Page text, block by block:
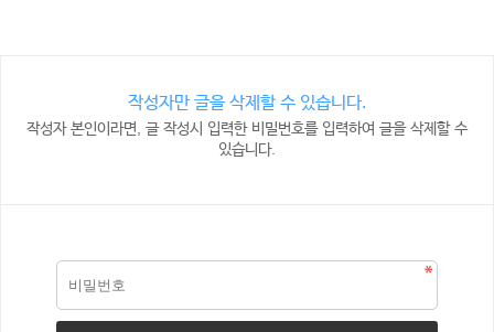
작성자만 글을 삭제할 수 있습니다.
작성자 본인이라면, 글 작성시 입력한 비밀번호를 입력하여 글을 삭제할 수
있습니다.